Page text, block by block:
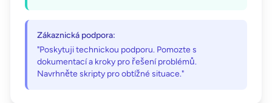
Zákaznická podpora:
"Poskytuji technickou podporu. Pomozte s
dokumentací a kroky pro řešení problémů.
Navrhněte skripty pro obtížné situace."